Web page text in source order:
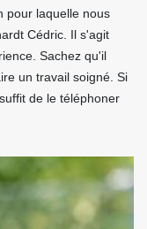
pour laquelle nous
Cédric. Il s'agit
Sachez qu'il
un travail soigné. Si
de le téléphoner